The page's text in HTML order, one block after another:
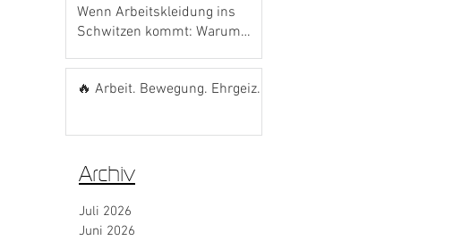
Wenn Arbeitskleidung ins
Schwitzen kommt: Warum
Unterschied macht
🔥 Arbeit. Bewegung. Ehrgeiz.
Archiv
Juli 2026
Juni 2026